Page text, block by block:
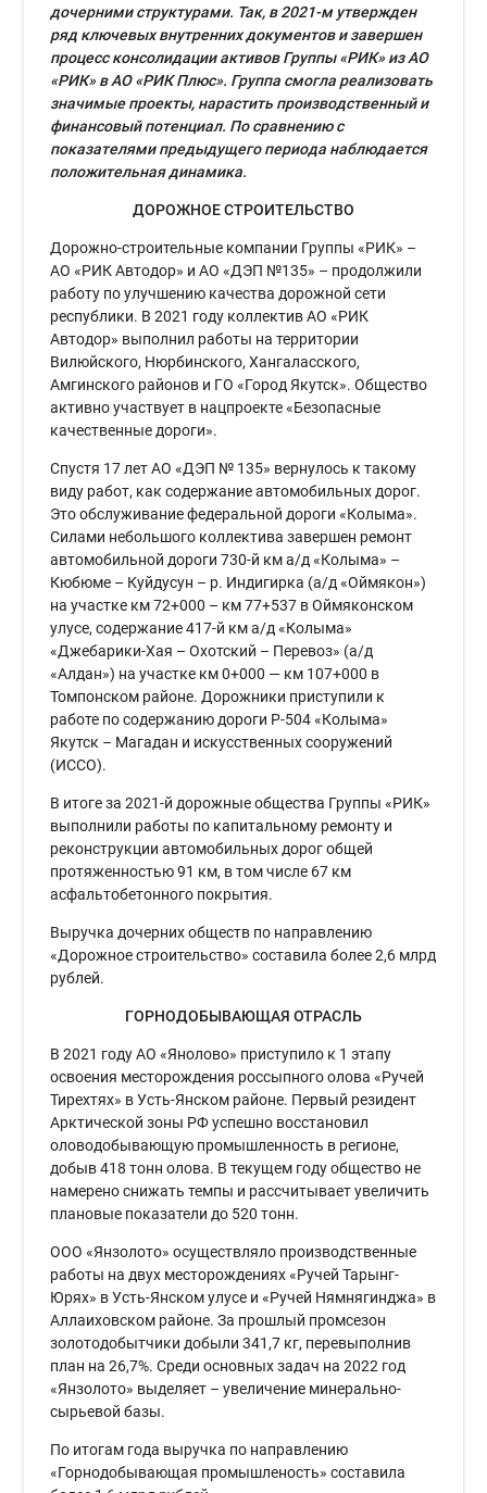
дочерними структурами. Так, в 2021-м утвержден
ряд ключевых внутренних документов и завершен
процесс консолидации активов Группы «РИК» из АО
«РИК» в АО «РИК Плюс». Группа смогла реализовать
значимые проекты, нарастить производственный и
финансовый потенциал. По сравнению с
показателями предыдущего периода наблюдается
положительная динамика.
ДОРОЖНОЕ СТРОИТЕЛЬСТВО
Дорожно-строительные компании Группы «РИК» –
АО «РИК Автодор» и АО «ДЭП №135» – продолжили
работу по улучшению качества дорожной сети
республики. В 2021 году коллектив АО «РИК
Автодор» выполнил работы на территории
Вилюйского, Нюрбинского, Хангаласского,
Амгинского районов и ГО «Город Якутск». Общество
активно участвует в нацпроекте «Безопасные
качественные дороги».
Спустя 17 лет АО «ДЭП № 135» вернулось к такому
виду работ, как содержание автомобильных дорог.
Это обслуживание федеральной дороги «Колыма».
Силами небольшого коллектива завершен ремонт
автомобильной дороги 730-й км а/д «Колыма» –
Кюбюме – Куйдусун – р. Индигирка (а/д «Оймякон»)
на участке км 72+000 – км 77+537 в Оймяконском
улусе, содержание 417-й км а/д «Колыма»
«Джебарики-Хая – Охотский – Перевоз» (а/д
«Алдан») на участке км 0+000 — км 107+000 в
Томпонском районе. Дорожники приступили к
работе по содержанию дороги Р-504 «Колыма»
Якутск – Магадан и искусственных сооружений
(ИССО).
В итоге за 2021-й дорожные общества Группы «РИК»
выполнили работы по капитальному ремонту и
реконструкции автомобильных дорог общей
протяженностью 91 км, в том числе 67 км
асфальтобетонного покрытия.
Выручка дочерних обществ по направлению
«Дорожное строительство» составила более 2,6 млрд
рублей.
ГОРНОДОБЫВАЮЩАЯ ОТРАСЛЬ
В 2021 году АО «Янолово» приступило к 1 этапу
освоения месторождения россыпного олова «Ручей
Тирехтях» в Усть-Янском районе. Первый резидент
Арктической зоны РФ успешно восстановил
оловодобывающую промышленность в регионе,
добыв 418 тонн олова. В текущем году общество не
намерено снижать темпы и рассчитывает увеличить
плановые показатели до 520 тонн.
ООО «Янзолото» осуществляло производственные
работы на двух месторождениях «Ручей Тарынг-
Юрях» в Усть-Янском улусе и «Ручей Нямнягинджа» в
Аллаиховском районе. За прошлый промсезон
золотодобытчики добыли 341,7 кг, перевыполнив
план на 26,7%. Среди основных задач на 2022 год
«Янзолото» выделяет – увеличение минерально-
сырьевой базы.
По итогам года выручка по направлению
«Горнодобывающая промышленость» составила